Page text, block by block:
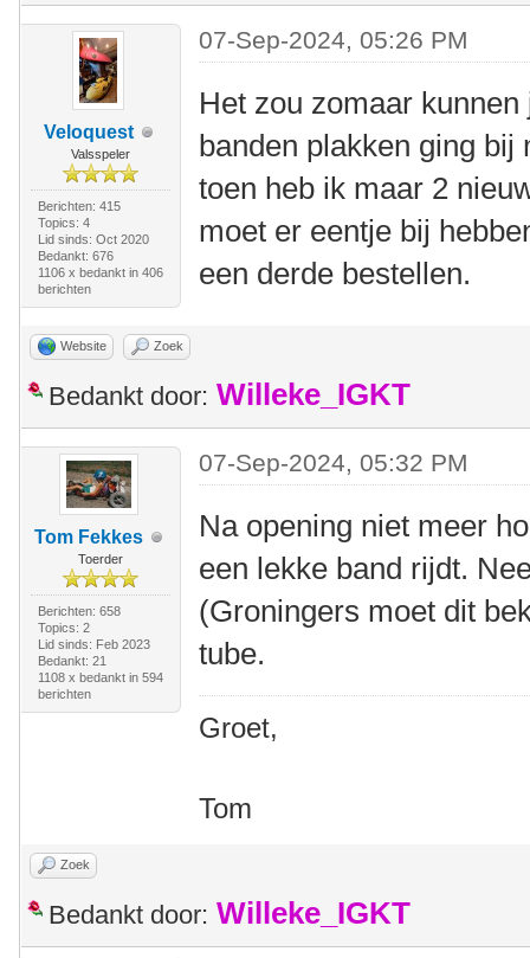
Veloquest
Valsspeler
Berichten: 415
Topics: 4
Lid sinds: Oct 2020
Bedankt: 676
1106 x bedankt in 406
berichten
07-Sep-2024, 05:26 PM
Het zou zomaar
banden plakken ging
toen heb ik maar 2
moet er eentje bij
een derde bestellen.
Website Zoek
Bedankt door: Willeke_IGKT
Tom Fekkes
Toerder
Berichten: 658
Topics: 2
Lid sinds: Feb 2023
Bedankt: 21
1108 x bedankt in 594
berichten
07-Sep-2024, 05:32 PM
Na opening niet meer
een lekke band rijdt.
(Groningers moet dit
tube.
Groet,
Tom
Zoek
Bedankt door: Willeke_IGKT